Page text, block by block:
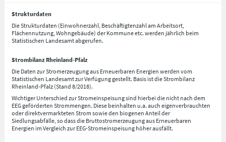
Strukturdaten
Die Strukturdaten (Einwohnerzahl, Beschäftigtenzahl am Arbeitsort,
Flächennutzung, Wohngebäude) der Kommune etc. werden jährlich beim
Statistischen Landesamt abgerufen.
Strombilanz Rheinland-Pfalz
Die Daten zur Stromerzeugung aus Erneuerbaren Energien werden vom
Statistischen Landesamt zur Verfügung gestellt. Basis ist die Strombilanz
Rheinland-Pfalz (Stand 8/2018).
Wichtiger Unterschied zur Stromeinspeisung sind hierbei die nicht nach dem
EEG geförderten Strommengen. Diese beinhalten u.a. auch eigenverbrauchten
oder direktvermarkteten Strom sowie den biogenen Anteil der
Siedlungsabfälle, so dass die Bruttostromerzeugung aus Erneuerbaren
Energien im Vergleich zur EEG-Stromeinspeisung höher ausfällt.